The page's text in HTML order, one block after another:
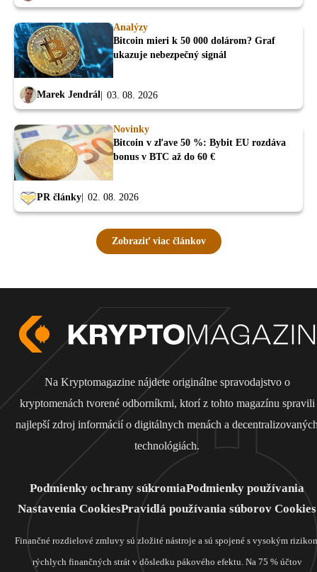
Analýzy
Bitcoin mieri k 50 000 dolárom? Graf
ukazuje nebezpečný signál
Marek Jendrál 03. 08. 2026
Novinky
Bitcoin v zľave 50 %: Bybit EU rozdáva
bonus v BTC až do 60 €
PR články 02. 08. 2026
Zobraziť viac článkov
Na Kryptomagazine nájdete originálne spravodajstvo o
kryptomenách tvorené odborníkmi, ktorí z tohto magazínu spravili
najlepší zdroj informácií o digitálnych menách a
technológiách.
Podmienky ochrany súkromiaPodmienky používania
Nastavenia CookiesPravidlá používania súborov Cookies
Finančné rozdielové zmluvy sú zložité nástroje a sú spojené s vysokým
rýchlych finančných strát v dôsledku pákového efektu. Na 75 % účtov